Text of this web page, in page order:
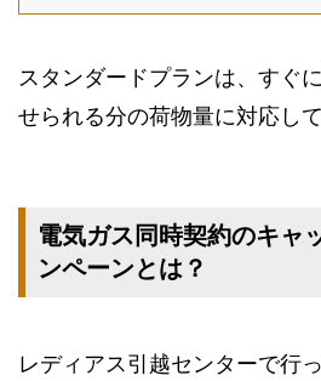
スタンダードプランは、すぐ
せられる分の荷物量に対応して
電気ガス同時契約のキャ
ンペーンとは？
レディアス引越センターで行